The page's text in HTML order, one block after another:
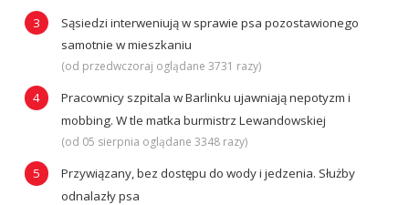
Sąsiedzi interweniują w sprawie psa pozostawionego
samotnie w mieszkaniu
(od przedwczoraj oglądane 3731 razy)
Pracownicy szpitala w Barlinku ujawniają nepotyzm i
mobbing. W tle matka burmistrz Lewandowskiej
(od 05 sierpnia oglądane 3348 razy)
Przywiązany, bez dostępu do wody i jedzenia. Służby
odnalazły psa